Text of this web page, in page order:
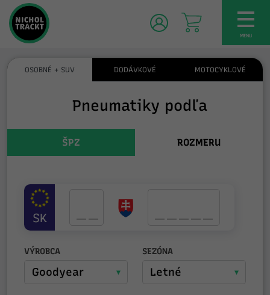
MENU
OSOBNÉ + SUV DODÁVKOVÉ MOTOCYKLOVÉ
Pneumatiky podľa
ŠPZ ROZMERU
SK
VÝROBCA SEZÓNA